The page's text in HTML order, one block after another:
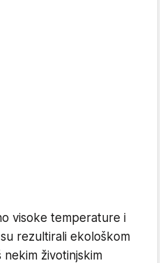
visoke temperature i
rezultirali ekološkom
životinjskim